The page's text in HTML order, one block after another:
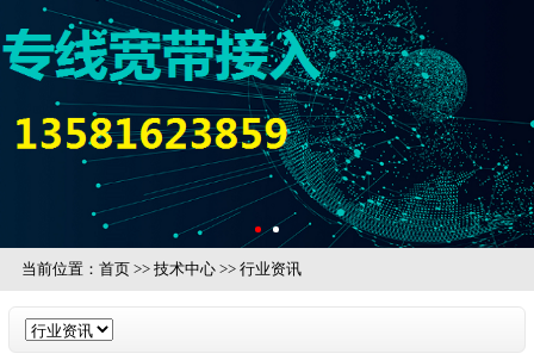
当前位置： 首页>> 技术中心>> 行业资讯